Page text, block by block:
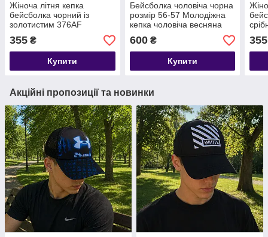
Жіноча літня кепка
бейсболка чорний із
золотистим 376AF
355 ₴
Купити
Бейсболка чоловіча чорна
розмір 56-57 Молодіжна
кепка чоловіча весняна
600₴
Купити
355
Акційні пропозиції та новинки